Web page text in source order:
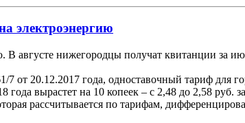
электроэнергию
августе нижегородцы получат квитанции за
20.12.2017 года, одноставочный тариф для
вырастет на 10 копеек – с 2,48 до 2,58
рассчитывается по тарифам,